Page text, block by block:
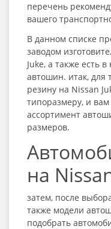
перечень
вашего
В данном списке
заводом
Juke, а также есть
автошин. итак, для
резину на Nissan
типоразмеру, и
ассортимент
размеров.
на
затем, после
также модели
подобрать